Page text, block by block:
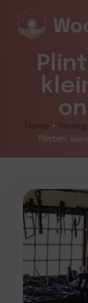
Home •
Plinten,